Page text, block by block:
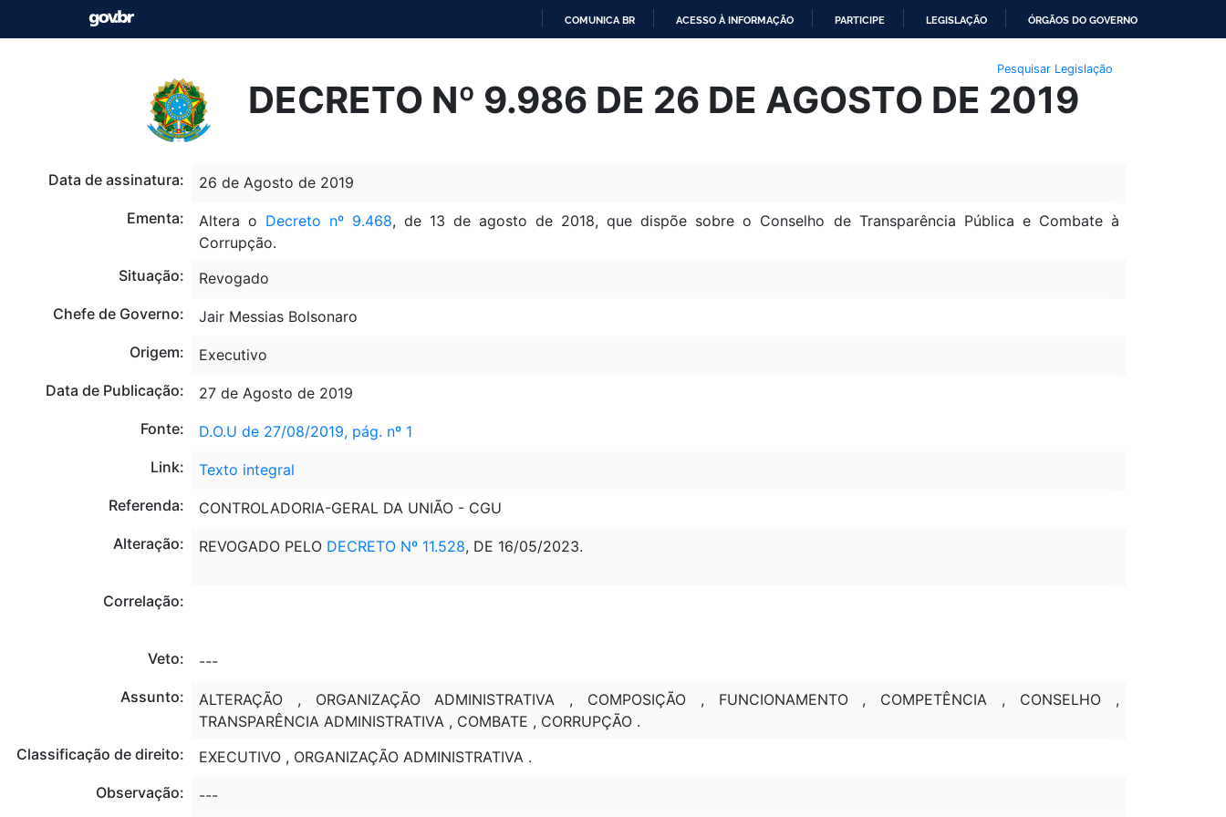
O
CONTEÚDO
COMUNICA BR ACESSO À INFORMAÇÃO PARTICIPE LEGISLAÇÃO ÓRGÃOS DO GOVERNO
Pesquisar Legislação
DECRETO Nº 9.986 DE 26 DE AGOSTO DE 2019
Data de assinatura:
26 de Agosto de 2019
Ementa:
Altera o Decreto nº 9.468, de 13 de agosto de 2018, que dispõe sobre o Conselho de Transparência Pública e Combate à
Corrupção.
Situação:
Revogado
Chefe de Governo:
Jair Messias Bolsonaro
Origem:
Executivo
Data de Publicação:
27 de Agosto de 2019
Fonte:
D.O.U de 27/08/2019, pág. nº 1
Link:
Texto integral
Referenda:
CONTROLADORIA-GERAL DA UNIÃO - CGU
Alteração:
REVOGADO PELO DECRETO Nº 11.528, DE 16/05/2023.
Correlação:
Veto:
---
Assunto:
ALTERAÇÃO , ORGANIZAÇÃO ADMINISTRATIVA , COMPOSIÇÃO , FUNCIONAMENTO , COMPETÊNCIA , CONSELHO ,
TRANSPARÊNCIA ADMINISTRATIVA , COMBATE , CORRUPÇÃO .
Classificação de direito:
EXECUTIVO , ORGANIZAÇÃO ADMINISTRATIVA .
Observação:
---